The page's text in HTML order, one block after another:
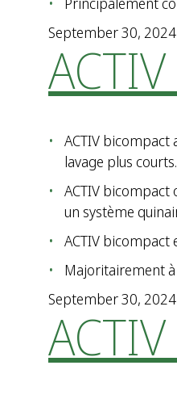
September 30, 2024
ACTIV bicompact
lavage plus
ACTIV
un système
ACTIV bicompact
Majoritairement
September 30, 2024